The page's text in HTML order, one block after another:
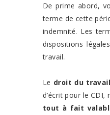
De prime abord,
terme de cette
indemnité. Les
dispositions
travail.
Le droit du travail
d’écrit pour le
tout à fait